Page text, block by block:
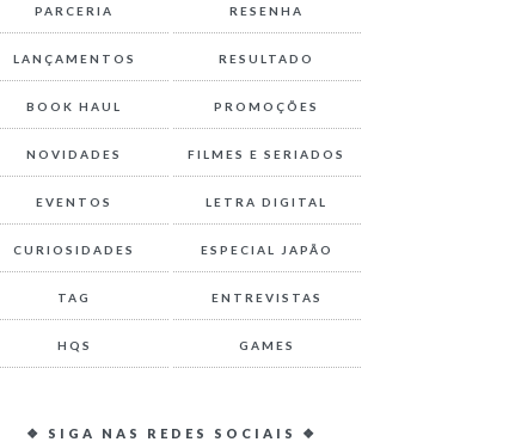
PARCERIA RESENHA
LANÇAMENTOS RESULTADO
BOOK HAUL PROMOÇÕES
NOVIDADES FILMES E SERIADOS
EVENTOS LETRA DIGITAL
CURIOSIDADES ESPECIAL JAPÃO
TAG ENTREVISTAS
HQS GAMES
❖ SIGA NAS REDES SOCIAIS ❖